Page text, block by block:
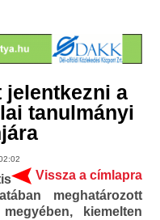
jelentkezni a
tanulmányi
Vissza a címlapra
meghatározott
kiemelten